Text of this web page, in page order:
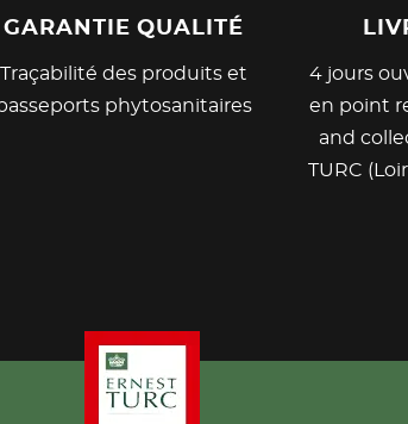
GARANTIE QUALITÉ
Traçabilité des produits et
phytosanitaires
4 jours
en point
and
TURC